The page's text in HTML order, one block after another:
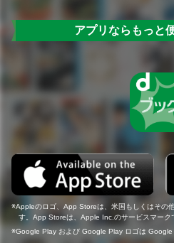
アプリならもっと
Appleのロゴ、App Storeは、米国もしくはその
す。App Storeは、Apple Inc.のサービスマーク
Google Play および Google Play ロゴは Google